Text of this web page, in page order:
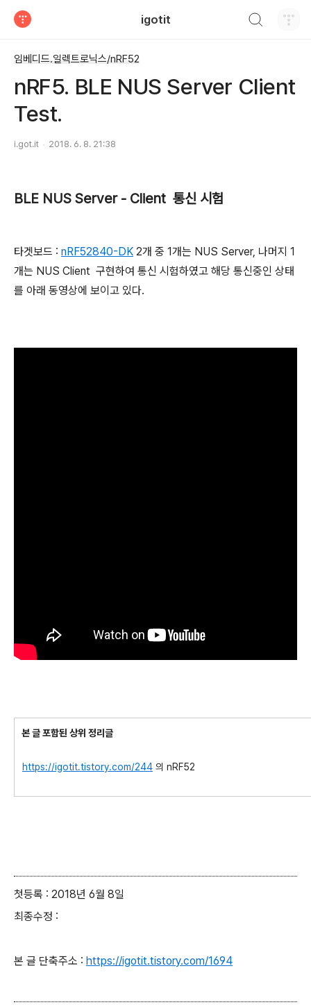
igotit
임베디드.일렉트로닉스/nRF52
nRF5. BLE NUS Server Client
Test.
i.got.it 2018. 6. 8. 21:38
BLE NUS Server - Client 통신 시험
타겟보드 : nRF52840-DK 2개 중 1개는 NUS Server, 나머지 1
개는 NUS Client 구현하여 통신 시험하였고 해당 통신중인 상태
를 아래 동영상에 보이고 있다.
본 글 포함된 상위 정리글
https://igotit.tistory.com/244 의 nRF52
첫등록 : 2018년 6월 8일
최종수정 :
본 글 단축주소 : https://igotit.tistory.com/1694